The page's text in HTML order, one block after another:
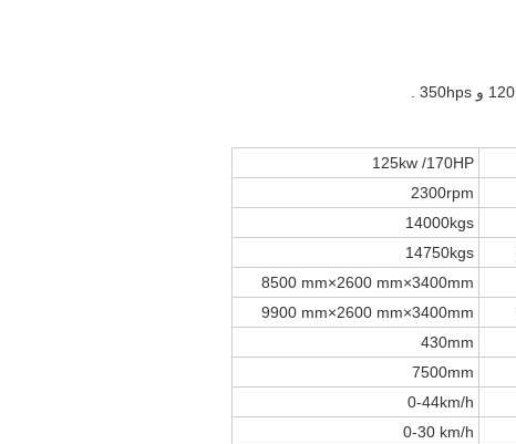
125kw /170HP
2300rpm
14000kgs
14750kgs
8500 mm×2600 mm×3400mm
9900 mm×2600 mm×3400mm
430mm
7500mm
0-44km/h
0-30 km/h